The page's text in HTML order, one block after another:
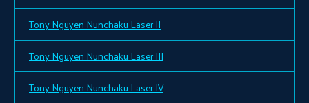
Tony Nguyen Nunchaku Laser II
Tony Nguyen Nunchaku Laser III
Tony Nguyen Nunchaku Laser IV